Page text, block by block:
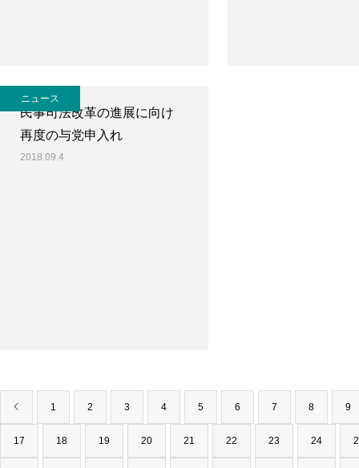
ニュース
民事司法改革の進展に向け
再度の与党申入れ
2018.09.4
1 2 3 4 5 6 7 8 9
17 18 19 20 21 22 23 24